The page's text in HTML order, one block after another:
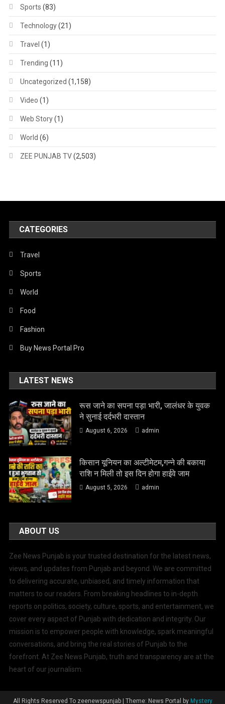
Sports (83)
Technology(21)
Travel (1)
Trending (11)
Uncategorized (1,158)
Video (1)
Web Story(1)
World (6)
ZEE PUNJAB TV(2,503)
CATEGORIES
Travel
Sports
World
Food
Fashion
Buy News Portal Pro
LATEST NEWS
रूस जाने का सपना पड़ा भारी, जालंधर के युवक
ने सुनाई दर्दभरी दास्तान
August 6, 2026 admin
किसान यूनियन का अल्टीमेटम,गन्ने की बकाया
राशि न मिली तो इस दिन होगा हाईवे जाम
August 5, 2026 admin
ABOUT US
Zee News Punjab is your trusted destination for the latest news,
views, and updates from Punjab and beyond. We are committed
to delivering accurate, unbiased, and timely information that
matters to our readers. From breaking headlines to in-depth
reports on politics, society, culture, sports, and entertainment, we
cover every aspect of Punjab with dedication and integrity. Our
mission is to empower people with knowledge, spark meaningful
conversations, and bring the real stories of Punjab to the
forefront. At Zee News Punjab, truth and transparency are at the
heart of our journalism.
All Rights Reserved To zeenewspunjab Theme: News Portal by Mystery